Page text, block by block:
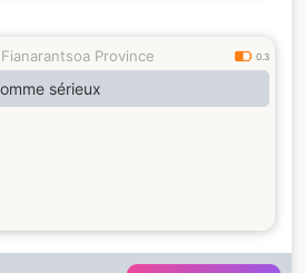
Fianarantsoa Province 0.3
sérieux